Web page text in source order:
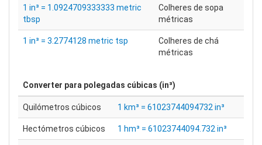
1 in³ = 1.0924709333333 metric
tbsp
Colheres de sopa
métricas
1 in³ = 3.2774128 metric tsp
Colheres de chá
métricas
Converter para polegadas cúbicas (in³)
Quilómetros cúbicos 1 km³ = 61023744094732 in³
Hectómetros cúbicos 1 hm³ = 61023744094.732 in³